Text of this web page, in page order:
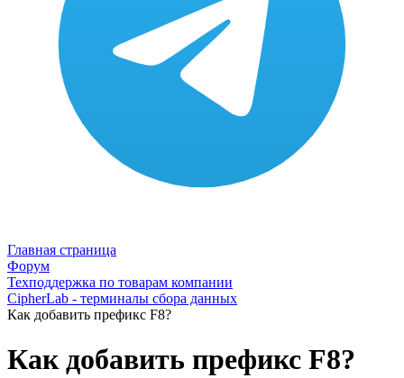
Главная страница
Форум
Техподдержка по товарам компании
CipherLab - терминалы сбора данных
Как добавить префикс F8?
Как добавить префикс F8?